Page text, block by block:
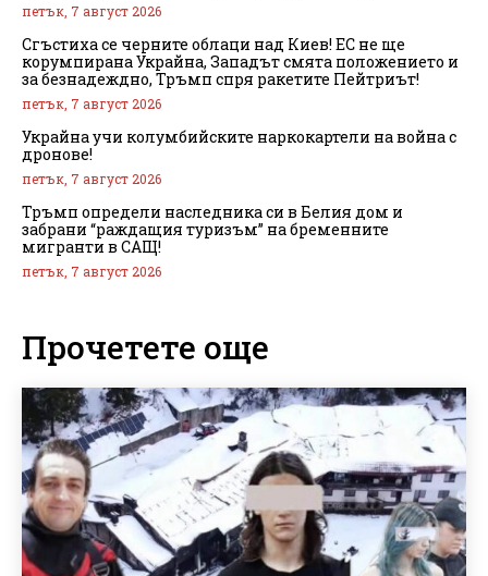
петък, 7 август 2026
Сгъстиха се черните облаци над Киев! ЕС не ще
корумпирана Украйна, Западът смята положението и
за безнадеждно, Тръмп спря ракетите Пейтриът!
петък, 7 август 2026
Украйна учи колумбийските наркокартели на война с
дронове!
петък, 7 август 2026
Тръмп определи наследника си в Белия дом и
забрани “раждащия туризъм” на бременните
мигранти в САЩ!
петък, 7 август 2026
Прочетете още